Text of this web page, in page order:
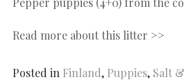
Read more about this litter >>
Posted in Finland, Puppies, Salt